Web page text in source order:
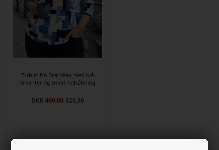
T-shirt fra Brandtex med blå
firkanter og smart halsåbning
DKK400,00 320,00